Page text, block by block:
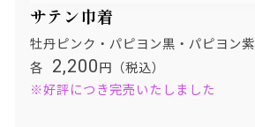
サテン巾着
牡丹ピンク・パピヨン黒・パピヨン紫
各
2,200 円（税込）
※好評につき完売いたしました